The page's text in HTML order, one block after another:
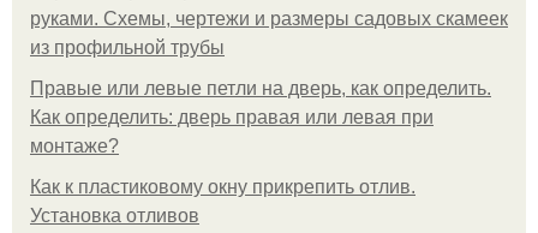
руками. Схемы, чертежи и размеры садовых скамеек
из профильной трубы
Правые или левые петли на дверь, как определить.
Как определить: дверь правая или левая при
монтаже?
Как к пластиковому окну прикрепить отлив.
Установка отливов